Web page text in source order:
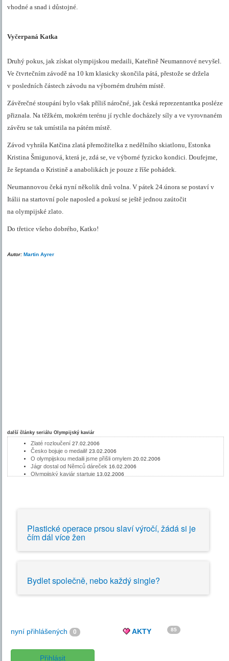
vhodné a snad i důstojné.
Vyčerpaná Katka
Druhý pokus, jak získat olympijskou medaili, Kateřině Neumannové nevyšel.
Ve čtvrtečním závodě na 10 km klasicky skončilapátá, přestože se držela
v posledních částech závodu na výborném druhém místě.
Závěrečné stoupání bylo však příliš náročné, jak česká reprezentantka posléze
přiznala. Na těžkém, mokrém terénu jí rychle docházely síly a ve vyrovnaném
závěru se tak umístila na pátém místě.
Závod vyhrála Katčina zlatá přemožitelka z nedělního skiatlonu,Estonka
Kristina Šmigunová, která je, zdá se, ve výborné fyzicko kondici. Doufejme,
že šeptanda o Kristině a anabolikách je pouze z říše pohádek.
Neumannovou čeká nyní několik dnů volna. V pátek 24.února se postaví v
Itálii na startovní pole naposled a pokusí se ještě jednou zaútočit
na olympijské zlato.
Do třetice všeho dobrého, Katko!
Autor:Martin Ayrer
další články seriáluOlympijský kaviár
Zlaté rozloučení 27.02.2006
Česko bojuje o medaili! 23.02.2006
O olympijskou medaili jsme přišli omylem 20.02.2006
Jágr dostal od Němců dáreček 16.02.2006
Olympijský kaviár startuje 13.02.2006
Plastické operace prsou slaví výročí, žádá si je
čím dál více žen
Bydlet společně, nebo každý single?
nyní přihlášených 0
Přihlásit
AKTY 85